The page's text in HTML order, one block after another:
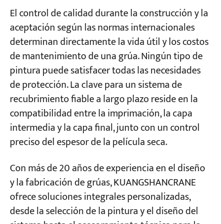
El control de calidad durante la construcción y la
aceptación según las normas internacionales
determinan directamente la vida útil y los costos
de mantenimiento de una grúa. Ningún tipo de
pintura puede satisfacer todas las necesidades
de protección. La clave para un sistema de
recubrimiento fiable a largo plazo reside en la
compatibilidad entre la imprimación, la capa
intermedia y la capa final, junto con un control
preciso del espesor de la película seca.
Con más de 20 años de experiencia en el diseño
y la fabricación de grúas, KUANGSHANCRANE
ofrece soluciones integrales personalizadas,
desde la selección de la pintura y el diseño del